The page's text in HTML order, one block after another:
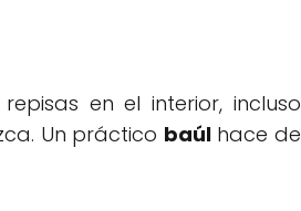
en el interior, incluso
Un práctico baúlhace de